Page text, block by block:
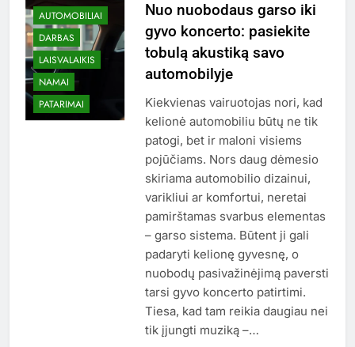
AUTOMOBILIAI
DARBAS
LAISVALAIKIS
NAMAI
PATARIMAI
Nuo nuobodaus garso iki
gyvo koncerto: pasiekite
tobulą akustiką savo
automobilyje
Kiekvienas vairuotojas nori, kad
kelionė automobiliu būtų ne tik
patogi, bet ir maloni visiems
pojūčiams. Nors daug dėmesio
skiriama automobilio dizainui,
varikliui ar komfortui, neretai
pamirštamas svarbus elementas
– garso sistema. Būtent ji gali
padaryti kelionę gyvesnę, o
nuobodų pasivažinėjimą paversti
tarsi gyvo koncerto patirtimi.
Tiesa, kad tam reikia daugiau nei
tik įjungti muziką –…